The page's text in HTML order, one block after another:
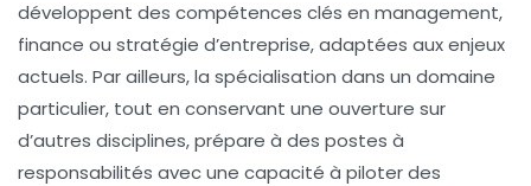
développent des compétences clés en management,
finance ou stratégie d’entreprise, adaptées aux enjeux
actuels. Par ailleurs, la spécialisation dans un domaine
particulier, tout en conservant une ouverture sur
d’autres disciplines, prépare à des postes à
responsabilités avec une capacité à piloter des